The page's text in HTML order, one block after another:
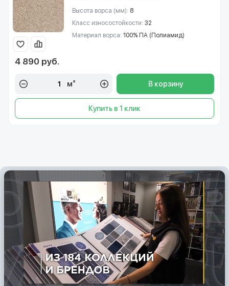
Высота ворса (мм): 8
Класс износостойкости: 32
Материал ворса: 100% ПА (Полиамид)
4 890 руб.
м² В корзину
Купить в 1 клик